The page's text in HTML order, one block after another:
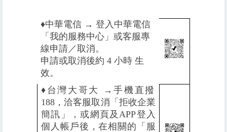
♦️中華電信 → 登入中華電信
「我的服務中心」或客服專
線申請／取消。
申請或取消後約 4 小時 生
效。
♦️ 台灣大哥大 →手機直撥
188，洽客服取消「拒收企業
簡訊」，或網頁及APP登入
個人帳戶後，在相關的「服